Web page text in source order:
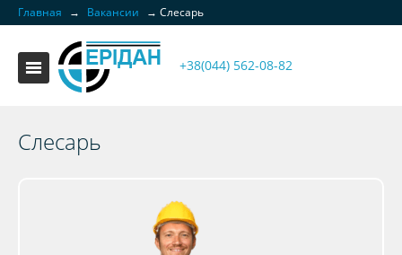
Главная → Вакансии → Слесарь
+38(044) 562-08-82
Слесарь